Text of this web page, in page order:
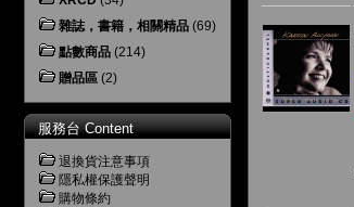
雜誌，書籍，相關精品 (69)
點數商品 (214)
贈品區 (2)
服務台 Content
退換貨注意事項
隱私權保護聲明
購物條約